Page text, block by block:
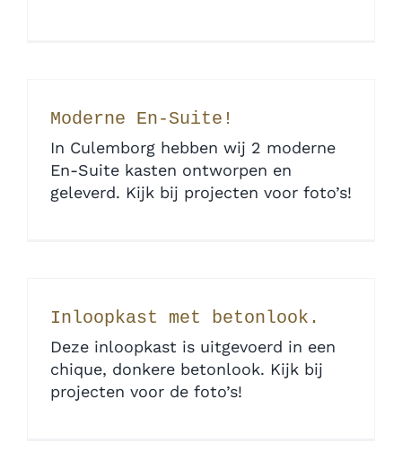
Moderne En-Suite!
In Culemborg hebben wij 2 moderne
En-Suite kasten ontworpen en
geleverd. Kijk bij projecten voor foto’s!
Inloopkast met betonlook.
Deze inloopkast is uitgevoerd in een
chique, donkere betonlook. Kijk bij
projecten voor de foto’s!